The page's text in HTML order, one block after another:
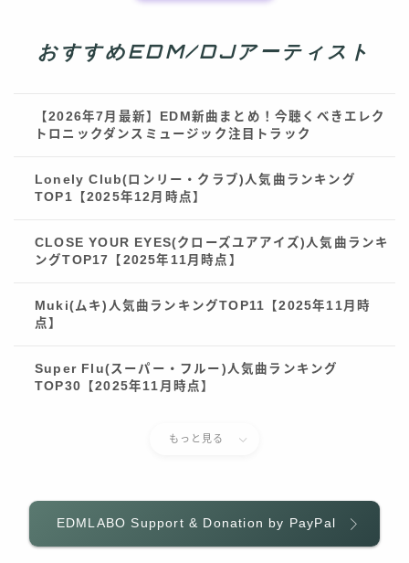
おすすめEDM/DJアーティスト
【2026年7月最新】EDM新曲まとめ！今聴くべきエレク
トロニックダンスミュージック注目トラック
Lonely Club(ロンリー・クラブ)人気曲ランキング
TOP1【2025年12月時点】
CLOSE YOUR EYES(クローズユアアイズ)人気曲ランキ
ングTOP17【2025年11月時点】
Muki(ムキ)人気曲ランキングTOP11【2025年11月時
点】
Super Flu(スーパー・フルー)人気曲ランキング
TOP30【2025年11月時点】
もっと見る
EDMLABO Support & Donation by PayPal